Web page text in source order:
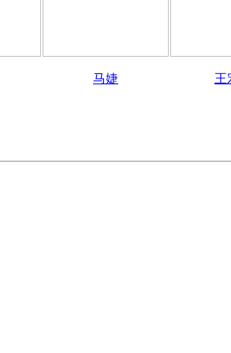
马婕 王